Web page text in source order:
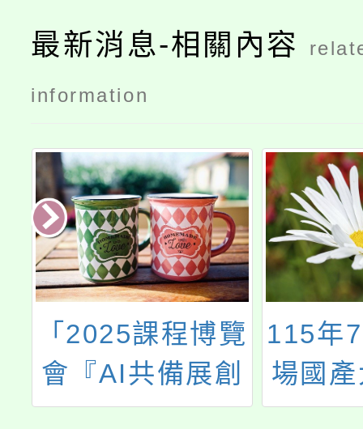
最新消息-相關內容
information
「2025課程博覽
會『AI共備展創
新自主學習領未
115年
場國
講師